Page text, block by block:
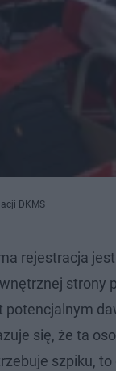
DKMS
rejestracja
strony
potencjalnym
się, że ta
szpiku,